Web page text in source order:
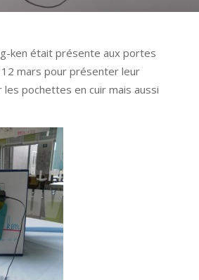
ken était présente aux portes
mars pour présenter leur
pochettes en cuir mais aussi